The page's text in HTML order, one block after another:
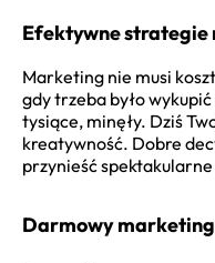
Efektywne strategie
Marketing nie musi
gdy trzeba było
tysiące, minęły. Dziś
kreatywność. Dobre
przynieść
Darmowy marketing